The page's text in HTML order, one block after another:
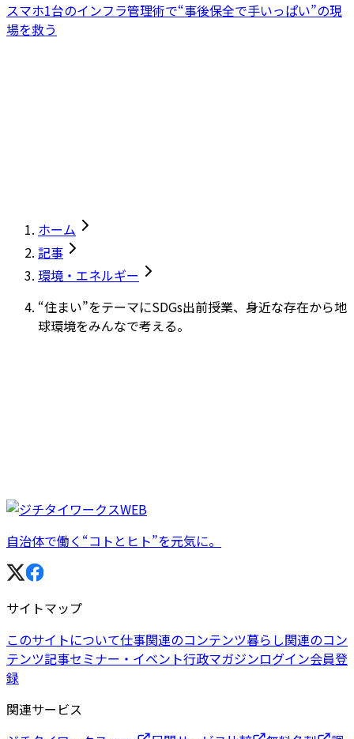
スマホ1台のインフラ管理術で“事後保全で手いっぱい”の現
場を救う
ホーム
記事
環境・エネルギー
“住まい”をテーマにSDGs出前授業、身近な存在から地
球環境をみんなで考える。
自治体で働く“コトとヒト”を元気に。
サイトマップ
このサイトについて仕事関連のコンテンツ暮らし関連のコン
テンツ記事セミナー・イベント行政マガジンログイン会員登
録
関連サービス